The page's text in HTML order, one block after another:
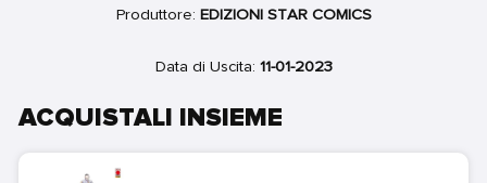
Produttore: EDIZIONI STAR COMICS
Data di Uscita: 11-01-2023
ACQUISTALI INSIEME